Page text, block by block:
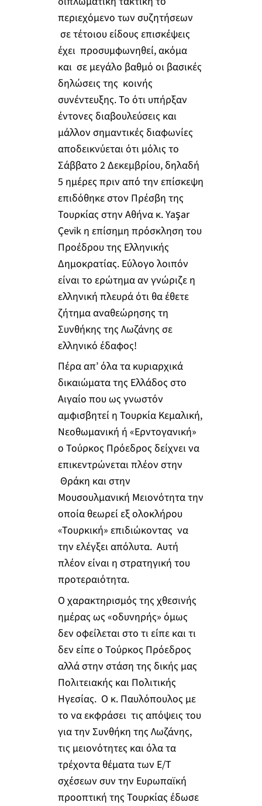
περιεχόμενο των συζητήσεων
σε τέτοιου είδους επισκέψεις
έχει προσυμφωνηθεί, ακόμα
και σε μεγάλο βαθμό οι βασικές
δηλώσεις της κοινής
συνέντευξης. Το ότι υπήρξαν
έντονες διαβουλεύσεις και
μάλλον σημαντικές διαφωνίες
αποδεικνύεται ότι μόλις το
Σάββατο 2 Δεκεμβρίου, δηλαδή
5 ημέρες πριν από την επίσκεψη
επιδόθηκε στον Πρέσβη της
Τουρκίας στην Αθήνα κ. Yaşar
Çevik η επίσημη πρόσκληση του
Προέδρου της Ελληνικής
Δημοκρατίας. Εύλογο λοιπόν
είναι το ερώτημα αν γνώριζε η
ελληνική πλευρά ότι θα έθετε
ζήτημα αναθεώρησης τη
Συνθήκης της Λωζάνης σε
ελληνικό έδαφος!
Πέρα απ’ όλα τα κυριαρχικά
δικαιώματα της Ελλάδος στο
Αιγαίο που ως γνωστόν
αμφισβητεί η Τουρκία Κεμαλική,
Νεοθωμανική ή «Ερντογανική»
ο Τούρκος Πρόεδρος δείχνει να
επικεντρώνεται πλέον στην
Θράκη και στην
Μουσουλμανική Μειονότητα την
οποία θεωρεί εξ ολοκλήρου
«Τουρκική» επιδιώκοντας να
την ελέγξει απόλυτα. Αυτή
πλέον είναι η στρατηγική του
προτεραιότητα.
Ο χαρακτηρισμός της χθεσινής
ημέρας ως «οδυνηρής» όμως
δεν οφείλεται στο τι είπε και τι
δεν είπε ο Τούρκος Πρόεδρος
αλλά στην στάση της δικής μας
Πολιτειακής και Πολιτικής
Ηγεσίας. Ο κ. Παυλόπουλος με
το να εκφράσει τις απόψεις του
για την Συνθήκη της Λωζάνης,
τις μειονότητες και όλα τα
τρέχοντα θέματα των Ε/Τ
σχέσεων συν την Ευρωπαϊκή
προοπτική της Τουρκίας έδωσε